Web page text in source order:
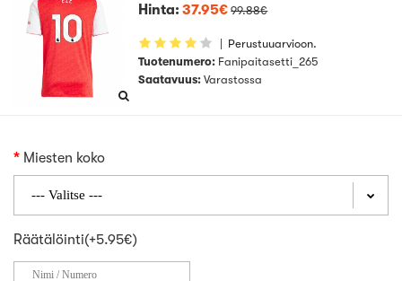
Hinta: 37.95€ 99.88€
| Perustuuarvioon.
Tuotenumero: Fanipaitasetti_265
Saatavuus: Varastossa
Miesten koko
Räätälöinti(+5.95€)